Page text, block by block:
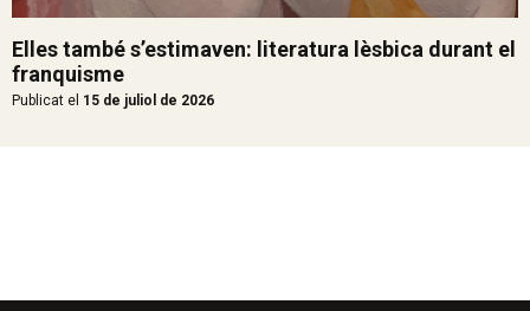
Elles també s’estimaven: literatura lèsbica durant el
franquisme
Publicat el 15 de juliol de 2026